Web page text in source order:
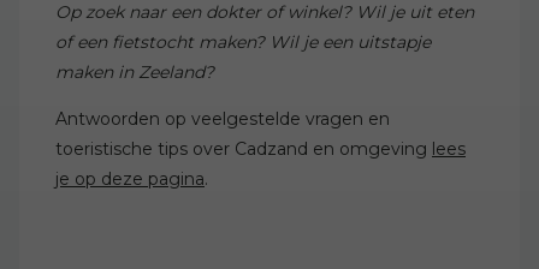
Op zoek naar een dokter of winkel? Wil je uit eten
of een fietstocht maken? Wil je een uitstapje
maken in Zeeland?
Antwoorden op veelgestelde vragen en
toeristische tips over Cadzand en omgeving lees
je op deze pagina.